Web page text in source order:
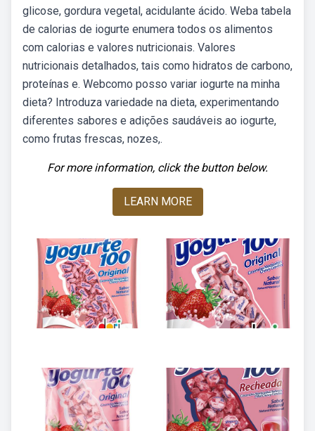
glicose, gordura vegetal, acidulante ácido. Weba tabela
de calorias de iogurte enumera todos os alimentos
com calorias e valores nutricionais. Valores
nutricionais detalhados, tais como hidratos de carbono,
proteínas e. Webcomo posso variar iogurte na minha
dieta? Introduza variedade na dieta, experimentando
diferentes sabores e adições saudáveis ao iogurte,
como frutas frescas, nozes,.
For more information, click the button below.
LEARN MORE